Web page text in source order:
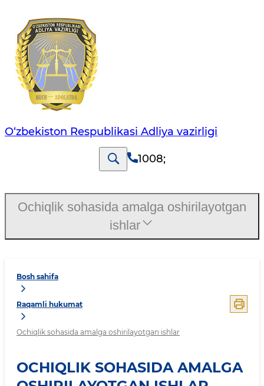
O‘zbekiston Respublikasi Adliya vazirligi
1008;
Bosh sahifa
Raqamli hukumat
Ochiqlik sohasida amalga oshirilayotgan ishlar
OCHIQLIK SOHASIDA AMALGA
Ochiqlik sohasida amalga oshirilayotgan
ishlar